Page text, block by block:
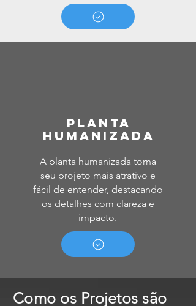
Planta
Humanizada
A planta humanizada torna
seu projeto mais atrativo e
fácil de entender, destacando
os detalhes com clareza e
impacto.
Como os Projetos são